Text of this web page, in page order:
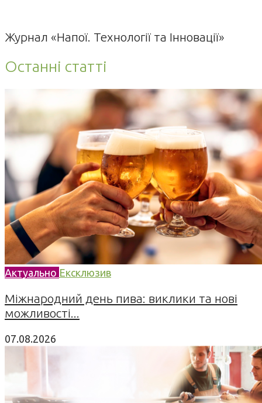
Журнал «Напої. Технології та Інновації»
Останні статті
Актуально Ексклюзив
Міжнародний день пива: виклики та нові
можливості...
07.08.2026